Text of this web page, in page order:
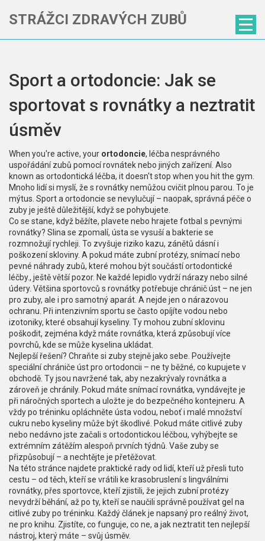
STRÁŽCI ZDRAVÝCH ZUBŮ
Sport a ortodoncie: Jak se
sportovat s rovnátky a neztratit
úsměv
When you're active, your ortodoncie, léčba nesprávného
uspořádání zubů pomocí rovnátek nebo jiných zařízení. Also
known as ortodontická léčba, it doesn't stop when you hit the gym.
Mnoho lidí si myslí, že s rovnátky nemůžou cvičit plnou parou. To je
mýtus. Sport a ortodoncie se nevylučují – naopak, správná péče o
zuby je ještě důležitější, když se pohybujete.
Co se stane, když běžíte, plavete nebo hrajete fotbal s pevnými
rovnátky? Slina se zpomalí, ústa se vysuší a bakterie se
rozmnožují rychleji. To zvyšuje riziko kazu, zánětů dásní i
poškození skloviny. A pokud máte zubní protézy, snímací nebo
pevné náhrady zubů, které mohou být součástí ortodontické
léčby., ještě větší pozor. Ne každé lepidlo vydrží nárazy nebo silné
údery. Většina sportovců s rovnátky potřebuje chránič úst – ne jen
pro zuby, ale i pro samotný aparát. A nejde jen o nárazovou
ochranu. Při intenzivním sportu se často opíjíte vodou nebo
izotoniky, které obsahují kyseliny. Ty mohou zubní sklovinu
poškodit, zejména když máte rovnátka, která způsobují více
povrchů, kde se může kyselina ukládat.
Nejlepší řešení? Chraňte si zuby stejně jako sebe. Používejte
speciální chrániče úst pro ortodoncii – ne ty běžné, co kupujete v
obchodě. Ty jsou navržené tak, aby nezakrývaly rovnátka a
zároveň je chránily. Pokud máte snímací rovnátka, vyndávejte je
při náročných sportech a uložte je do bezpečného kontejneru. A
vždy po tréninku opláchněte ústa vodou, neboť i malé množství
cukru nebo kyseliny může být škodlivé. Pokud máte citlivé zuby
nebo nedávno jste začali s ortodontickou léčbou, vyhýbejte se
extrémním zátěžím alespoň prvních týdnů. Vaše zuby se
přizpůsobují – a nechtějte je přetěžovat.
Na této stránce najdete praktické rady od lidí, kteří už přesli tuto
cestu – od těch, kteří se vrátili ke krasobruslení s lingválními
rovnátky, přes sportovce, kteří zjistili, že jejich zubní protézy
nevydrží běhání, až po ty, kteří se naučili správně používat gel na
citlivé zuby po tréninku. Každý článek je napsaný pro reálný život,
ne pro knihu. Zjistíte, co funguje, co ne, a jak neztratit ten nejlepší
nástroj, který máte – svůj úsměv.